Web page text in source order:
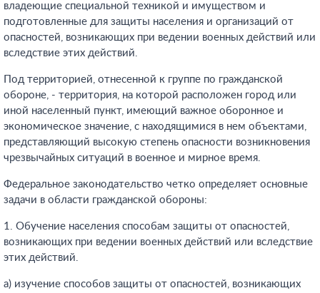
владеющие специальной техникой и имуществом и
подготовленные для защиты населения и организаций от
опасностей, возникающих при ведении военных действий или
вследствие этих действий.
Под территорией, отнесенной к группе по гражданской
обороне, - территория, на которой расположен город или
иной населенный пункт, имеющий важное оборонное и
экономическое значение, с находящимися в нем объектами,
представляющий высокую степень опасности возникновения
чрезвычайных ситуаций в военное и мирное время.
Федеральное законодательство четко определяет основные
задачи в области гражданской обороны:
1. Обучение населения способам защиты от опасностей,
возникающих при ведении военных действий или вследствие
этих действий.
а) изучение способов защиты от опасностей, возникающих